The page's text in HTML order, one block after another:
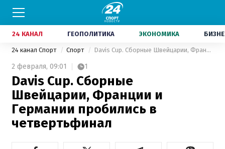
24 КАНАЛ ГЕОПОЛИТИКА ЭКОНОМИКА
24 канал Спорт Спорт Davis Cup. Сборные Швейцарии, Франции и Германии пробились в четвертьфинал
2 февраля, 09:01 1
Davis Cup. Сборные
Швейцарии, Франции и
Германии пробились в
четвертьфинал